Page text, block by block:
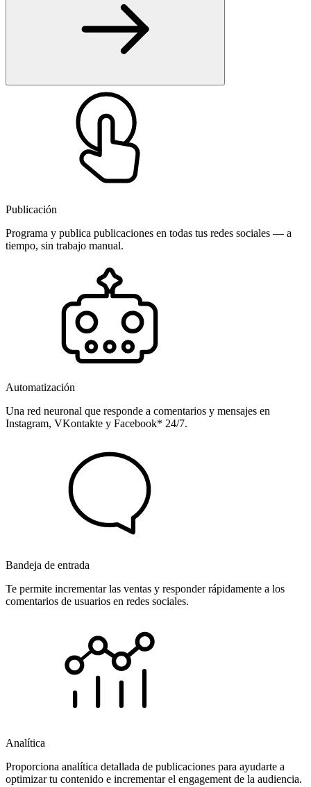
Publicación
Programa y publica publicaciones en todas tus redes sociales — a
tiempo, sin trabajo manual.
Automatización
Una red neuronal que responde a comentarios y mensajes en
Instagram, VKontakte y Facebook* 24/7.
Bandeja de entrada
Te permite incrementar las ventas y responder rápidamente a los
comentarios de usuarios en redes sociales.
Analítica
Proporciona analítica detallada de publicaciones para ayudarte a
optimizar tu contenido e incrementar el engagement de la audiencia.